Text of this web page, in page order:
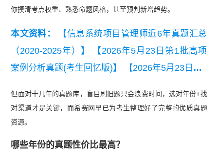
你摸清考点权重、熟悉命题风格，甚至预判新增趋势。
本文资料：
【信息系统项目管理师近6年真题汇总
（2020-2025年）】
【2026年5月23日第1批高项
案例分析真题(考生回忆版)】
【2026年5月23日第1
月高项第二批次案例分析真题】
但面对十几年的真题库，盲目刷旧题只会浪费时间，选对年份+找
对渠道才是关键，而希赛网早已为考生整理好了完整的优质真题
资源。
哪些年份的真题性价比最高？